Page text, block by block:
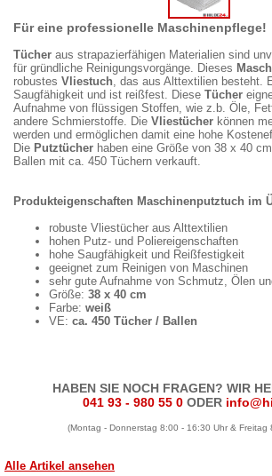
Für eine professionelle Maschinenpflege!
Tücher aus strapazierfähigen Materialien sind
für gründliche Reinigungsvorgänge. Dieses
robustes Vliestuch , das aus Alttextilien besteht.
Saugfähigkeit und ist reißfest. Diese Tücher
Aufnahme von flüssigen Stoffen, wie z.b. Öle,
andere Schmierstoffe. Die Vliestücher können
werden und ermöglichen damit eine hohe
Die Putztücher haben eine Größe von 38 x 40
Ballen mit ca. 450 Tüchern verkauft.
Produkteigenschaften Maschinenputztuch im
robuste Vliestücher aus Alttextilien
hohen Putz- und Poliereigenschaften
hohe Saugfähigkeit und Reißfestigkeit
geeignet zum Reinigen von Maschinen
sehr gute Aufnahme von Schmutz, Ölen
Größe: 38 x 40 cm
Farbe: weiß
VE: ca. 450 Tücher / Ballen
HABEN SIE NOCH FRAGEN? WIR
041 93 - 980 55 0 ODER
(Montag - Donnerstag 8:00 - 16:30 Uhr & Freitag
Alle Artikel ansehen